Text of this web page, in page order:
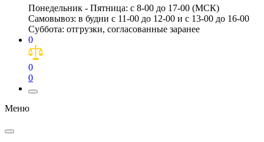
Понедельник - Пятница: с 8-00 до 17-00 (МСК)
Самовывоз: в будни с 11-00 до 12-00 и с 13-00 до 16-00
Суббота: отгрузки, согласованные заранее
0
0
0
Меню